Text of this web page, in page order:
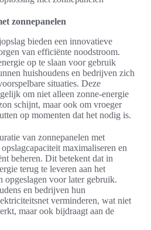
zonnepanelen
bieden een innovatieve
van efficiënte noodstroom.
op te slaan voor gebruik
huishoudens en bedrijven zich
situaties. Deze
om niet alleen zonne-energie
schijnt, maar ook om vroeger
op momenten dat het nodig is.
van zonnepanelen met
maximaliseren en
beheren. Dit betekent dat in
terug te leveren aan het
opgeslagen voor later gebruik.
en bedrijven hun
verminderen, wat niet
maar ook bijdraagt aan de